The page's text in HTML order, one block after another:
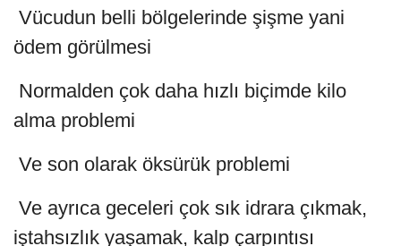
Vücudun belli bölgelerinde şişme yani
ödem görülmesi
Normalden çok daha hızlı biçimde kilo
alma problemi
Ve son olarak öksürük problemi
Ve ayrıca geceleri çok sık idrara çıkmak,
iştahsızlık yaşamak, kalp çarpıntısı